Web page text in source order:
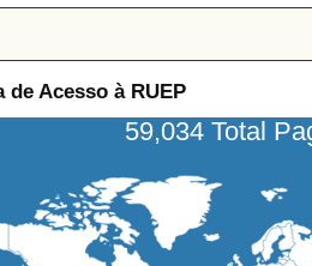
de Acesso à RUEP
59,034 Total